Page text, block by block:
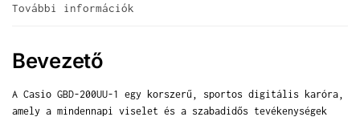
További információk
Bevezető
A Casio GBD-200UU-1 egy korszerű, sportos digitális karóra,
amely a mindennapi viselet és a szabadidős tevékenységek